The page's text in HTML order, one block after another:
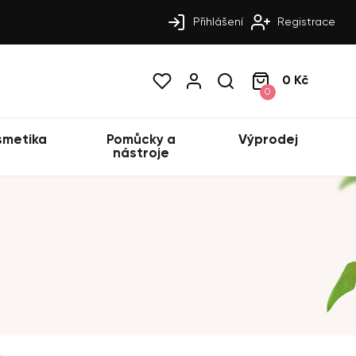
Přihlášení Registrace
0
0 Kč
Pomůcky a
nástroje
Výprodej